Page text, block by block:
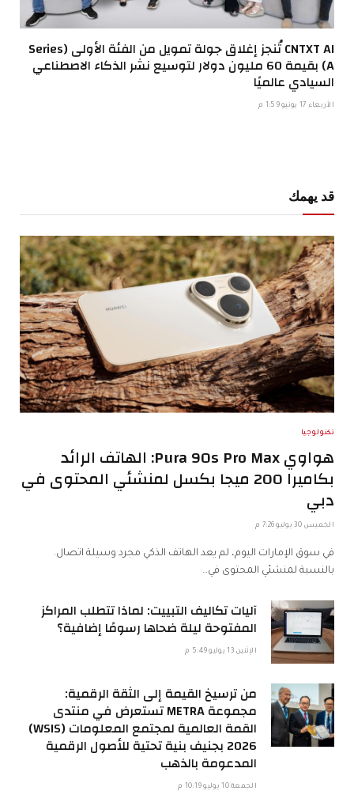
CNTXT AI تُنجز إغلاق جولة تمويل من الفئة الأولى (Series
A) بقيمة 60 مليون دولار لتوسيع نشر الذكاء الاصطناعي
السيادي عالميًا
الأربعاء 17 يونيو 1:59 م
قد يهمك
تكنولوجيا
هواوي Pura 90s Pro Max: الهاتف الرائد
بكاميرا 200 ميجا بكسل لمنشئي المحتوى في
دبي
الخميس 30 يوليو 7:26 م
في سوق الإمارات اليوم، لم يعد الهاتف الذكي مجرد وسيلة اتصال.
بالنسبة لمنشئي المحتوى في…
آليات تكاليف التبييت: لماذا تتطلب المراكز
المفتوحة ليلة ضحاها رسومًا إضافية؟
الإثنين 13 يوليو 5:49 م
من ترسيخ القيمة إلى الثقة الرقمية:
مجموعة METRA تستعرض في منتدى
القمة العالمية لمجتمع المعلومات (WSIS)
2026 بجنيف بنية تحتية للأصول الرقمية
المدعومة بالذهب
الجمعة 10 يوليو 10:19 م